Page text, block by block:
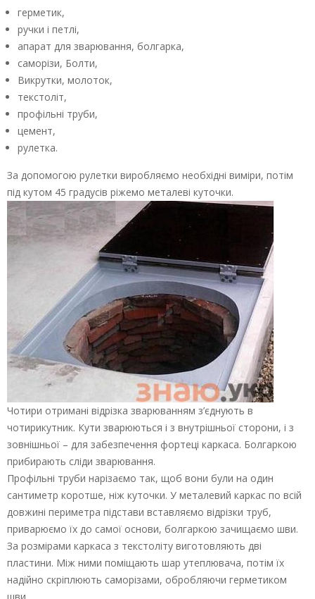
герметик,
ручки і петлі,
апарат для зварювання, болгарка,
саморізи, Болти,
Викрутки, молоток,
текстоліт,
профільні труби,
цемент,
рулетка.
За допомогою рулетки виробляємо необхідні виміри, потім
під кутом 45 градусів ріжемо металеві куточки.
Чотири отримані відрізка зварюванням з’єднують в
чотирикутник. Кути зварюються і з внутрішньої сторони, і з
зовнішньої – для забезпечення фортеці каркаса. Болгаркою
прибирають сліди зварювання.
Профільні труби нарізаємо так, щоб вони були на один
сантиметр коротше, ніж куточки. У металевий каркас по всій
довжині периметра підстави вставляємо відрізки труб,
приварюємо їх до самої основи, болгаркою зачищаємо шви.
За розмірами каркаса з текстоліту виготовляють дві
пластини. Між ними поміщають шар утеплювача, потім їх
надійно скріплюють саморізами, обробляючи герметиком